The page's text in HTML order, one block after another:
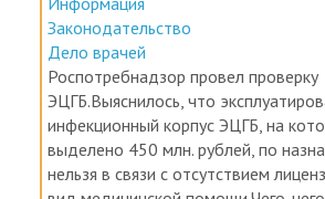
Законодательство
Дело врачей
Роспотребнадзор провел проверку
ЭЦГБ.Выяснилось, что
инфекционный корпус ЭЦГБ, на
выделено 450 млн. рублей, по
нельзя в связи с отсутствием